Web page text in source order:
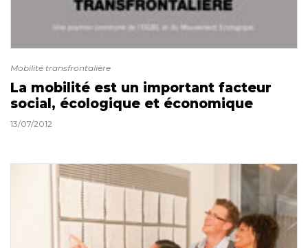
Mobilité transfrontalière
La mobilité est un important facteur
social, écologique et économique
13/07/2012